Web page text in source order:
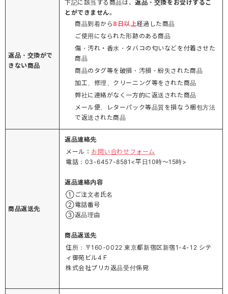
返品・交換がで
きない商品
下記に該当する商品は、返品・交換をお受けするこ
とができません。
商品到着から8日以上経過した商品
ご使用になられた形跡のある商品
傷・汚れ・香水・タバコの匂いなどを付着させた
商品
商品のタグ等を破損・汚損・紛失された商品
加工、修理、クリーニング等をされた商品
弊社に連絡がなく一方的に返送された商品
メール便、レターパック等品質を損なう梱包方法
で返送された商品
商品返送先
返品連絡先
メール： お問い合わせフォーム
電話：03-6457-8581<平日10時～15時>
返品連絡内容
①ご注文者氏名
②電話番号
③返品理由
商品返送先
住所：〒160-0022 東京都新宿区新宿1-4-12 シテ
ィ御苑ビル4Ｆ
株式会社プリカ返品受付係宛